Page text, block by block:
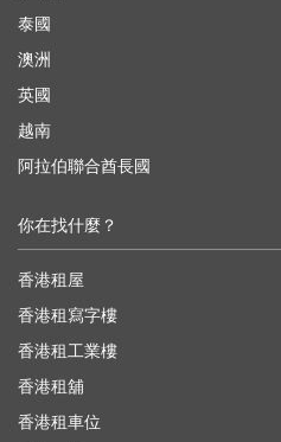
泰國
澳洲
英國
越南
阿拉伯聯合酋長國
你在找什麼？
香港租屋
香港租寫字樓
香港租工業樓
香港租舖
香港租車位